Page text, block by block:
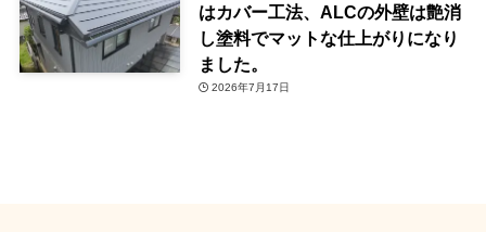
はカバー工法、ALCの外壁は艶消
し塗料でマットな仕上がりになり
ました。
2026年7月17日